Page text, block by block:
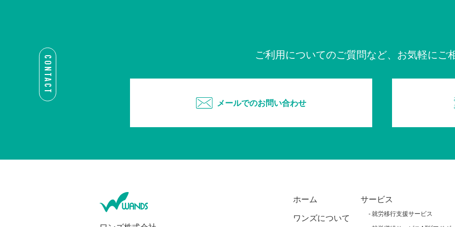
CONTACT ご利用についてのご質問など、お気軽にご
メールでのお問い合わせ
ホーム
ワンズについて
サービス
就労移行支援サービス